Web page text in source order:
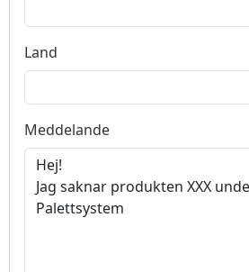
Land
Meddelande